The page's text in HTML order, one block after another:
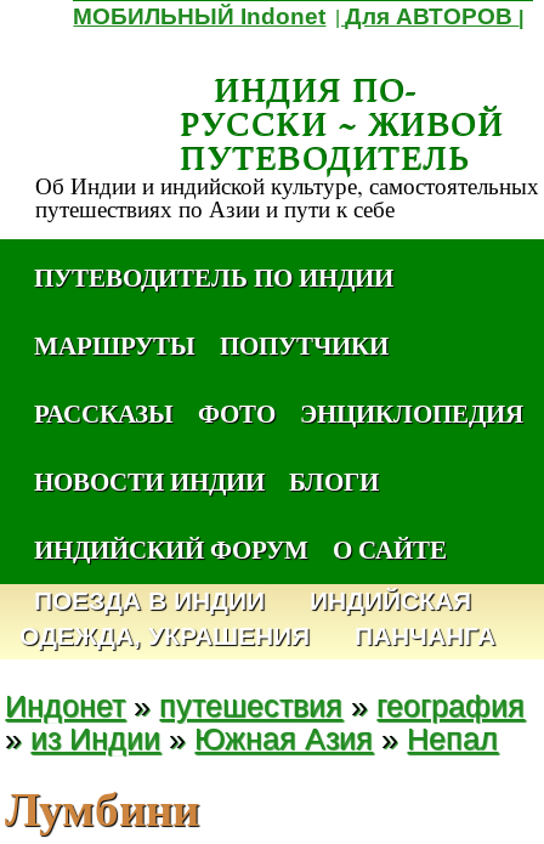
МОБИЛЬНЫЙ Indonet |Для АВТОРОВ
ИНДИЯ ПО-
РУССКИ ~ ЖИВОЙ
ПУТЕВОДИТЕЛЬ
Об Индии и индийской культуре, самостоятельных
путешествиях по Азии и пути к себе
ПУТЕВОДИТЕЛЬ ПО ИНДИИ
МАРШРУТЫ
ПОПУТЧИКИ
РАССКАЗЫ
ФОТО
ЭНЦИКЛОПЕДИЯ
НОВОСТИ ИНДИИ
БЛОГИ
ИНДИЙСКИЙ ФОРУМ
О САЙТЕ
ПОЕЗДА В ИНДИИ
ИНДИЙСКАЯ
ОДЕЖДА, УКРАШЕНИЯ
ПАНЧАНГА
Индонет» путешествия » география
» из Индии » Южная Азия » Непал
Лумбини